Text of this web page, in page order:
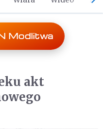
Modlitwa
akt